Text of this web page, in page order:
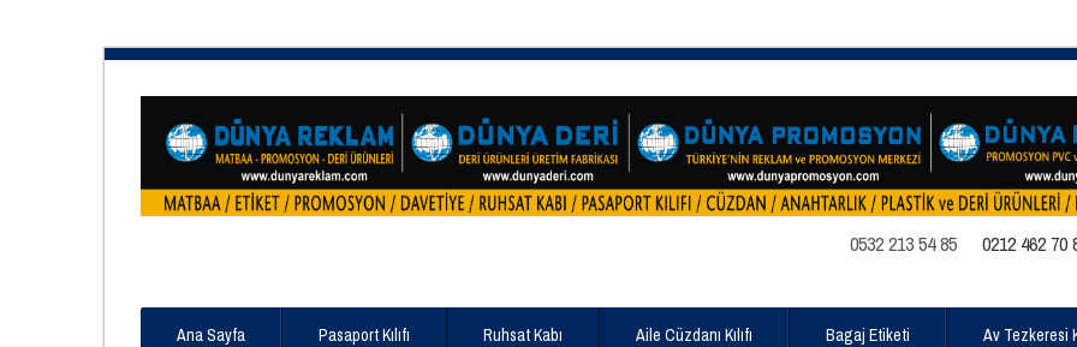
0532 213 54 85 0212 462 70
Ana Sayfa Pasaport Kılıfı Ruhsat Kabı Aile Cüzdanı Kılıfı Bagaj Etiketi Av Tezkeresi